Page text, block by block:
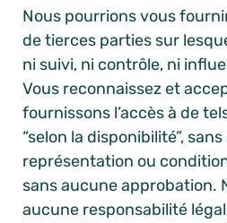
Nous pourrions vous
de tierces parties sur
ni suivi, ni contrôle, ni
Vous reconnaissez et
fournissons l’accès à de
“selon la disponibilité”,
représentation ou
sans aucune approbation.
aucune responsabilité